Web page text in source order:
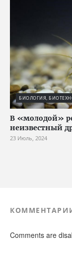
БИОЛОГИЯ,
В «молодой»
неизвестный
23 Июль, 2024
Comments are